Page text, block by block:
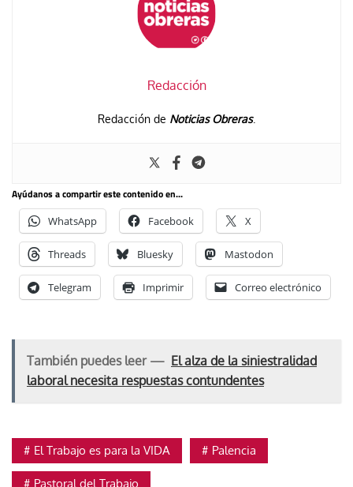
Redacción
Redacción de Noticias Obreras.
Ayúdanos a compartir este contenido en...
WhatsApp Facebook X
Threads Bluesky Mastodon
Telegram Imprimir Correo electrónico
También puedes leer — El alza de la siniestralidad
laboral necesita respuestas contundentes
El Trabajo es para la VIDA Palencia
Pastoral del Trabajo